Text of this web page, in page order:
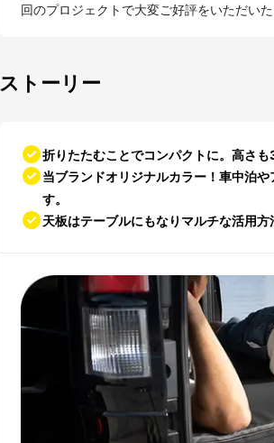
回のプロジェクトで大変ご好評をいただい
ストーリー
折りたたむことでコンパクトに。高さ
当ブランドオリジナルカラー！車中泊
す。
天板はテーブルにもなりマルチな活用